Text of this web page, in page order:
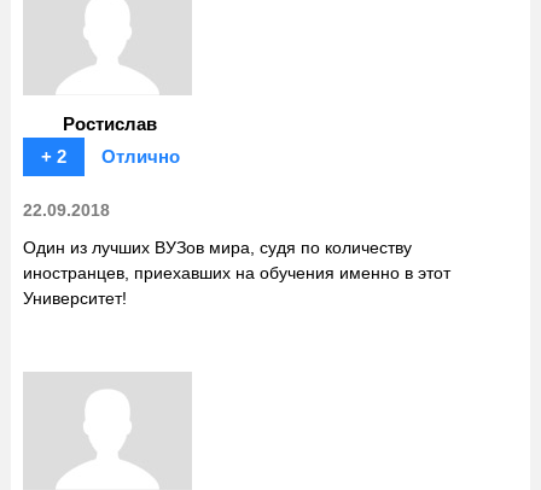
Ростислав
+ 2
Отлично
22.09.2018
Один из лучших ВУЗов мира, судя по количеству
иностранцев, приехавших на обучения именно в этот
Университет!